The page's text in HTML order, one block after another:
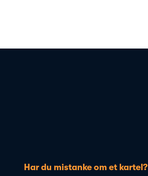
Har du mistanke om et kartel?